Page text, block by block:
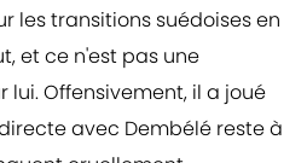
les transitions suédoises en
et ce n'est pas une
Offensivement, il a joué
avec Dembélé reste à